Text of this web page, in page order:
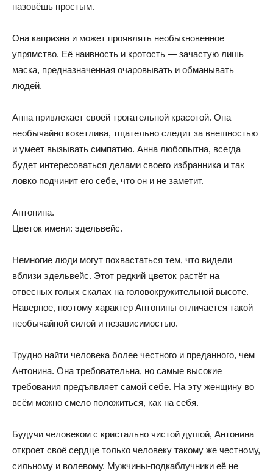
назовёшь простым.
Она капризна и может проявлять необыкновенное
упрямство. Её наивность и кротость — зачастую лишь
маска, предназначенная очаровывать и обманывать
людей.
Анна привлекает своей трогательной красотой. Она
необычайно кокетлива, тщательно следит за внешностью
и умеет вызывать симпатию. Анна любопытна, всегда
будет интересоваться делами своего избранника и так
ловко подчинит его себе, что он и не заметит.
Антонина.
Цветок имени: эдельвейс.
Немногие люди могут похвастаться тем, что видели
вблизи эдельвейс. Этот редкий цветок растёт на
отвесных голых скалах на головокружительной высоте.
Наверное, поэтому характер Антонины отличается такой
необычайной силой и независимостью.
Трудно найти человека более честного и преданного, чем
Антонина. Она требовательна, но самые высокие
требования предъявляет самой себе. На эту женщину во
всём можно смело положиться, как на себя.
Будучи человеком с кристально чистой душой, Антонина
откроет своё сердце только человеку такому же честному,
сильному и волевому. Мужчины-подкаблучники её не